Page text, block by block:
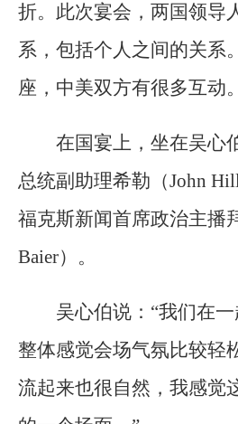
折。此次宴会，两国领导
系，包括个人之间的关系
座，中美双方有很多互动。
在国宴上，坐在吴心
总统副助理希勒（John
福克斯新闻首席政治主播
Baier）。
吴心伯说：“我们在一
整体感觉会场气氛比较轻
流起来也很自然，我感觉